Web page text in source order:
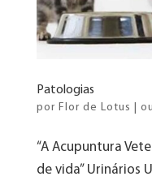
Patologias
por Flor de Lotus
“A Acupuntura
de vida” Urinários